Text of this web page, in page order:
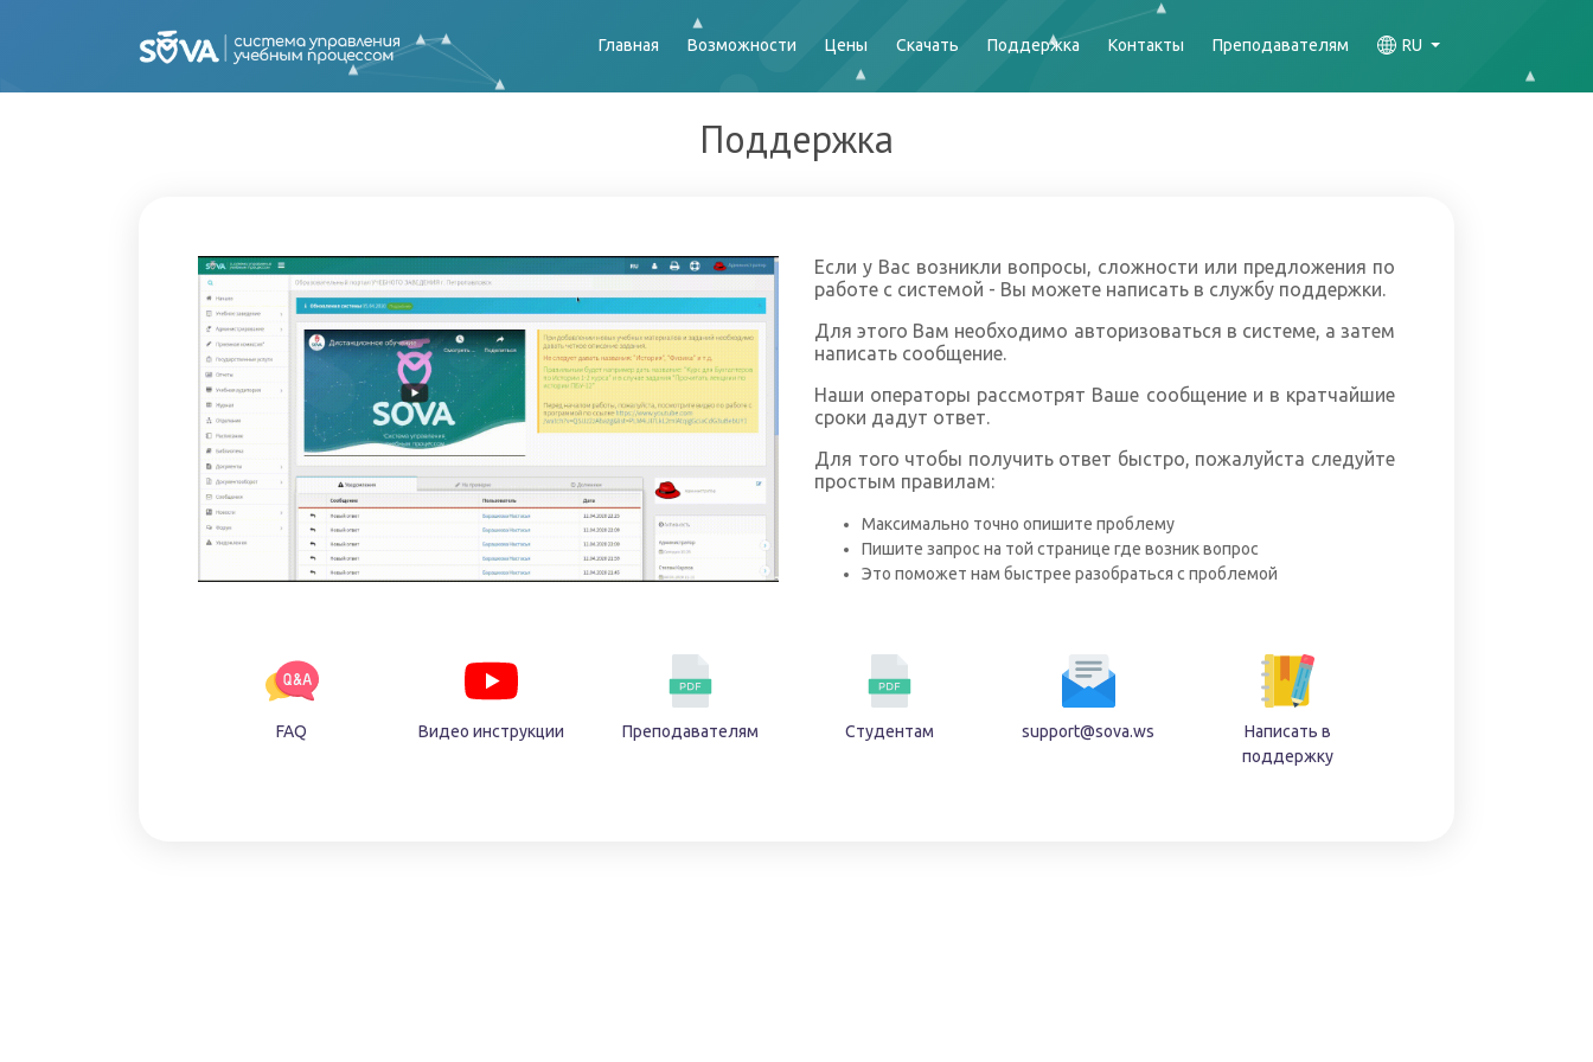
Главная Возможности Цены Скачать Поддержка Контакты Преподавателям RU
Поддержка
Если у Вас возникли вопросы, сложности или предложения по
работе с системой - Вы можете написать в службу поддержки.
Для этого Вам необходимо авторизоваться в системе, а затем
написать сообщение.
Наши операторы рассмотрят Ваше сообщение и в кратчайшие
сроки дадут ответ.
Для того чтобы получить ответ быстро, пожалуйста следуйте
простым правилам:
Максимально точно опишите проблему
Пишите запрос на той странице где возник вопрос
Это поможет нам быстрее разобраться с проблемой
FAQ Видео инструкции Преподавателям Студентам support@sova.ws
Написать в
поддержку